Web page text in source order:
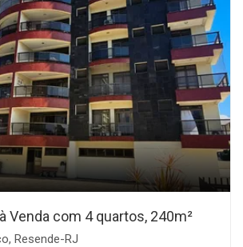
Venda com 4 quartos, 240m²
Resende-RJ